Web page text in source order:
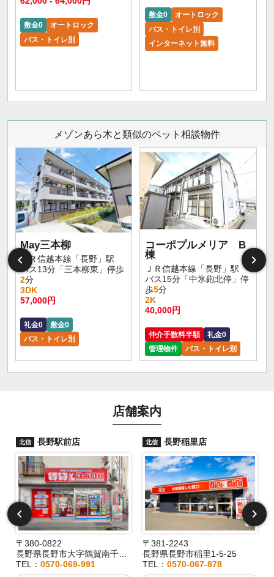
敷金0
オートロック
バス・トイレ別
敷金0
オートロック
バス・トイレ別
インターネット無料
メゾンあら木と類似のペット相談物件
May三本柳
ＪＲ信越本線「長野」駅
バス13分「三本柳東」停歩
2分
3DK
57,000円
礼金0
敷金0
バス・トイレ別
コーポプルメリア B
棟
ＪＲ信越本線「長野」駅
バス15分「中氷鉋北停」停
歩5分
2K
40,000円
仲介手数料半額
礼金0
管理物件
バス・トイレ別
店舗案内
北信 長野駅前店
〒380-0822
長野県長野市大字鶴賀南千歳町826
TEL： 0570-069-991
北信 長野稲里店
〒381-2243
長野県長野市稲里1-5-25
TEL：0570-067-878